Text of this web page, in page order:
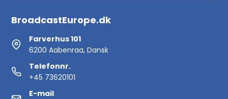
BroadcastEurope.dk
Farverhus 101
6200 Aabenraa, Dansk
Telefonnr.
+45 73620101
E-mail